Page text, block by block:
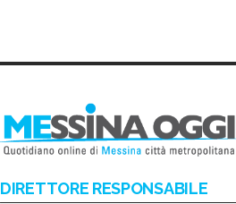
DIRETTORE RESPONSABILE